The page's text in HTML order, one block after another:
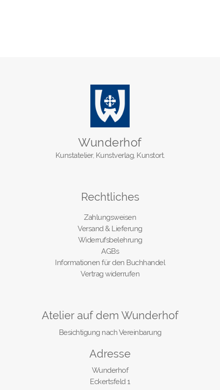
Wunderhof
Kunstatelier, Kunstverlag, Kunstort.
Rechtliches
Zahlungsweisen
Versand & Lieferung
Widerrufsbelehrung
AGBs
Informationen für den Buchhandel
Vertrag widerrufen
Atelier auf dem Wunderhof
Besichtigung nach Vereinbarung
Adresse
Wunderhof
Eckertsfeld 1